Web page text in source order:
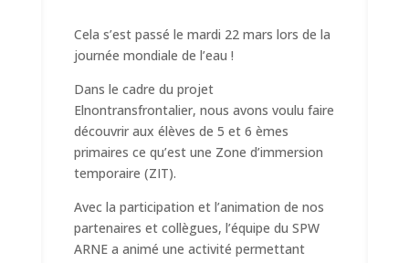
Cela s’est passé le mardi 22 mars lors de la
journée mondiale de l’eau !
Dans le cadre du projet
Elnontransfrontalier, nous avons voulu faire
découvrir aux élèves de 5 et 6 èmes
primaires ce qu’est une Zone d’immersion
temporaire (ZIT).
Avec la participation et l’animation de nos
partenaires et collègues, l’équipe du SPW
ARNE a animé une activité permettant